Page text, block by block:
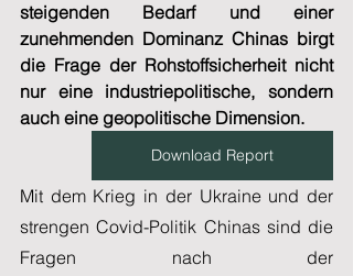
steigenden Bedarf und einer
zunehmenden Dominanz Chinas birgt
die Frage der Rohstoffsicherheit nicht
nur eine industriepolitische, sondern
auch eine geopolitische Dimension.
Download Report
Mit dem Krieg in der Ukraine und der
strengen Covid-Politik Chinas sind die
Fragen nach der